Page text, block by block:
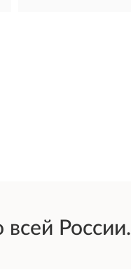
России.